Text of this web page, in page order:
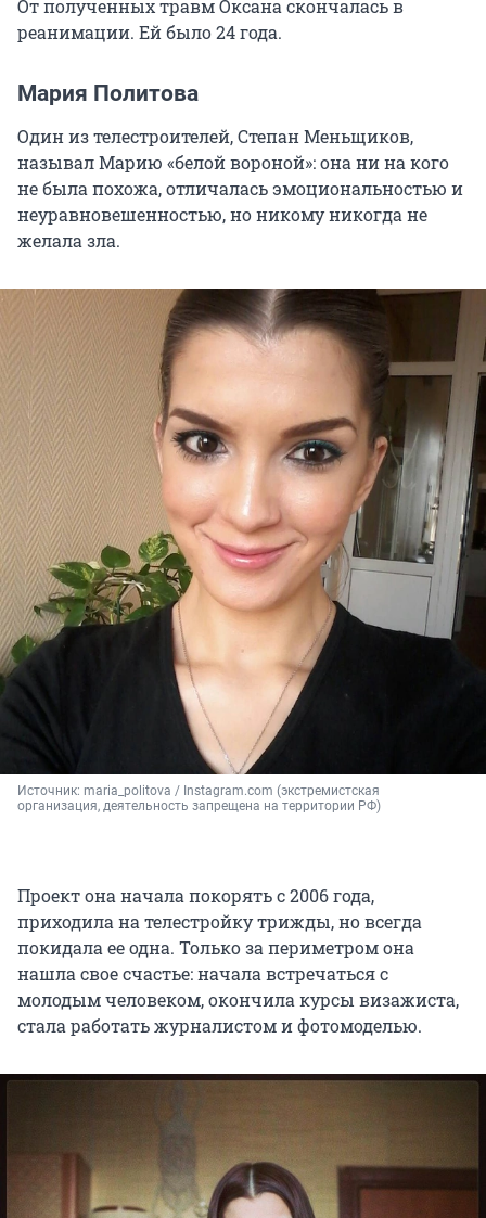
От полученных травм Оксана скончалась в
реанимации. Ей было 24 года.
Мария Политова
Один из телестроителей, Степан Меньщиков,
называл Марию «белой вороной»: она ни на кого
не была похожа, отличалась эмоциональностью и
неуравновешенностью, но никому никогда не
желала зла.
Источник: maria_politova / Instagram.com (экстремистская
организация, деятельность запрещена на территории РФ)
Проект она начала покорять с 2006 года,
приходила на телестройку трижды, но всегда
покидала ее одна. Только за периметром она
нашла свое счастье: начала встречаться с
молодым человеком, окончила курсы визажиста,
стала работать журналистом и фотомоделью.